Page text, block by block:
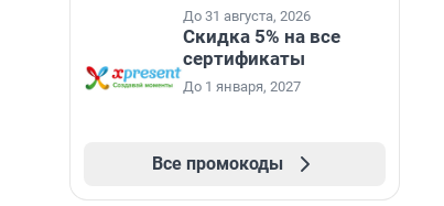
До 31 августа, 2026
Скидка 5% на все
сертификаты
До 1 января, 2027
Все промокоды